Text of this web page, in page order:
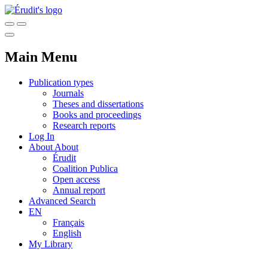
Main Menu
Publication types
Journals
Theses and dissertations
Books and proceedings
Research reports
Log In
About About
Érudit
Coalition Publica
Open access
Annual report
Advanced Search
EN
Français
English
My Library